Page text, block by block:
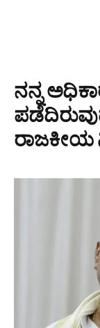
ನನ್ನ
ರಾಜಕೀಯ